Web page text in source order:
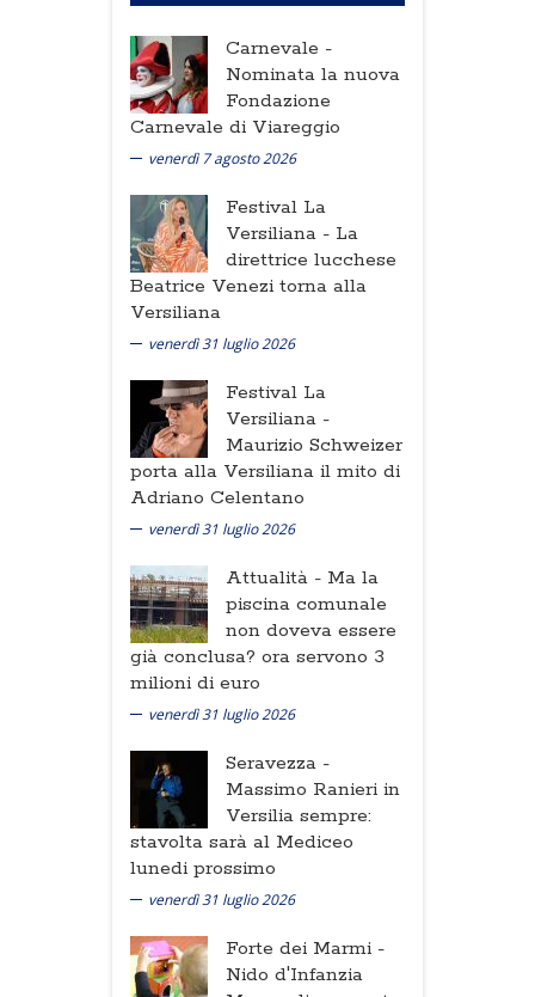
Carnevale -
Nominata la nuova
Fondazione
Carnevale di Viareggio
venerdì 7 agosto 2026
Festival La
Versiliana - La
direttrice lucchese
Beatrice Venezi torna alla
Versiliana
venerdì 31 luglio 2026
Festival La
Versiliana -
Maurizio Schweizer
porta alla Versiliana il mito di
Adriano Celentano
venerdì 31 luglio 2026
Attualità - Ma la
piscina comunale
non doveva essere
già conclusa? ora servono 3
milioni di euro
venerdì 31 luglio 2026
Seravezza -
Massimo Ranieri in
Versilia sempre:
stavolta sarà al Mediceo
lunedi prossimo
venerdì 31 luglio 2026
Forte dei Marmi -
Nido d'Infanzia